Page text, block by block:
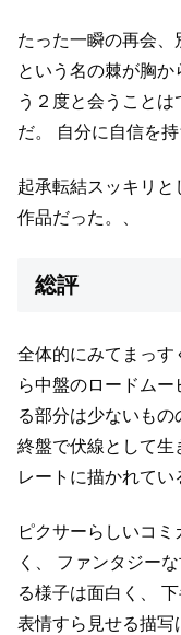
たった一瞬の再会、
という名の棘が胸か
う２度と会うことは
だ。
自分に自信を
起承転結スッキリと
作品だった。、
総評
全体的にみてまっす
ら中盤のロードムー
る部分は少ないもの
終盤で伏線として生
レートに描かれてい
ピクサーらしいコ
く、
ファンタジー
る様子は面白く、
表情すら見せる描写